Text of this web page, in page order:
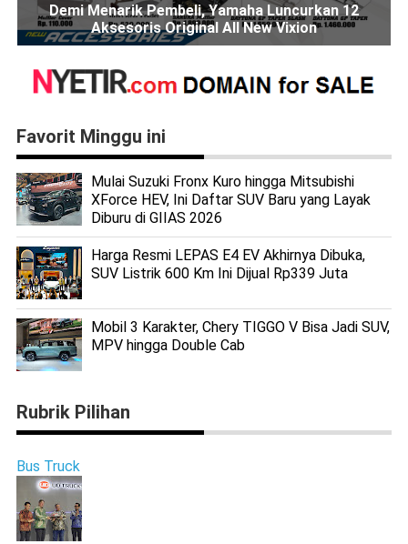
Demi Menarik Pembeli, Yamaha Luncurkan 12
Aksesoris Original All New Vixion
Favorit Minggu ini
Mulai Suzuki Fronx Kuro hingga Mitsubishi
XForce HEV, Ini Daftar SUV Baru yang Layak
Diburu di GIIAS 2026
Harga Resmi LEPAS E4 EV Akhirnya Dibuka,
SUV Listrik 600 Km Ini Dijual Rp339 Juta
Mobil 3 Karakter, Chery TIGGO V Bisa Jadi SUV,
MPV hingga Double Cab
Rubrik Pilihan
Bus Truck